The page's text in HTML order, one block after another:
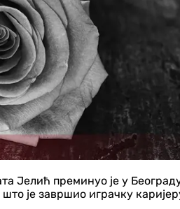
преминуо је у
је завршио играчку